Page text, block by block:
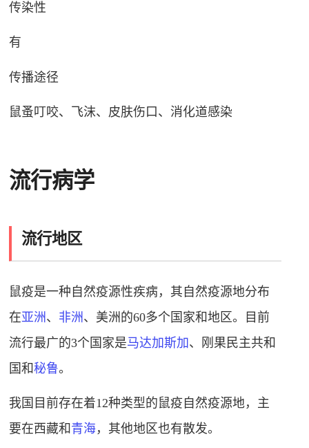
传染性
有
传播途径
鼠蚤叮咬、飞沫、皮肤伤口、消化道感染
流行病学
流行地区
鼠疫是一种自然疫源性疾病，其自然疫源地分布
在亚洲 、 非洲 、美洲的60多个国家和地区。目前
流行最广的3个国家是马达加斯加、刚果民主共和
国和秘鲁。
我国目前存在着12种类型的鼠疫自然疫源地，主
要在西藏和 青海，其他地区也有散发。